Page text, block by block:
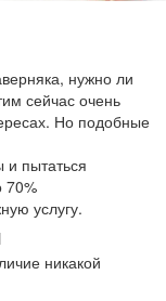
нужно ли
сейчас очень
Но подобные
и пытаться
70%
услугу.
никакой